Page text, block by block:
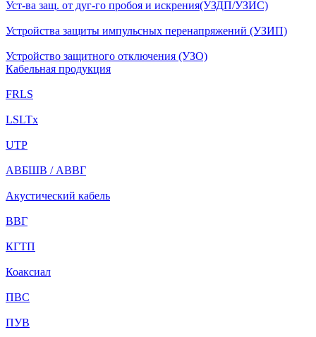
Уст-ва защ. от дуг-го пробоя и искрения(УЗДП/УЗИС)
Устройства защиты импульсных перенапряжений (УЗИП)
Устройство защитного отключения (УЗО)
Кабельная продукция
FRLS
LSLTx
UTP
АВБШВ / АВВГ
Акустический кабель
ВВГ
КГТП
Коаксиал
ПВС
ПУВ